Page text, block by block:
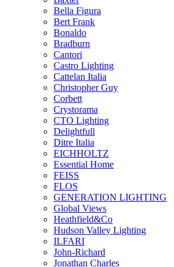
Bella Figura
Bert Frank
Bonaldo
Bradburn
Cantori
Castro Lighting
Cattelan Italia
Christopher Guy
Corbett
Crystorama
CTO Lighting
Delightfull
Ditre Italia
EICHHOLTZ
Essential Home
FEISS
FLOS
GENERATION LIGHTING
Global Views
Heathfield&Co
Hudson Valley Lighting
ILFARI
John-Richard
Jonathan Charles